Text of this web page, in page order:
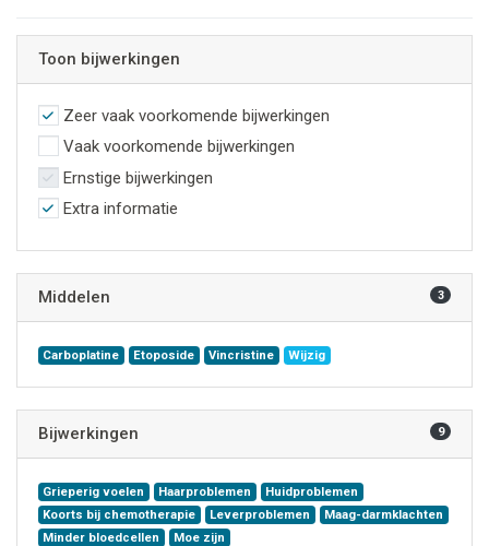
Toon bijwerkingen
Zeer vaak voorkomende bijwerkingen
Vaak voorkomende bijwerkingen
Ernstige bijwerkingen
Extra informatie
Middelen 3
Carboplatine Etoposide Vincristine Wijzig
Bijwerkingen 9
Grieperig voelen Haarproblemen
Huidproblemen
Koorts bij chemotherapie
Leverproblemen
Maag-darmklachten
Minder bloedcellen
Moe zijn